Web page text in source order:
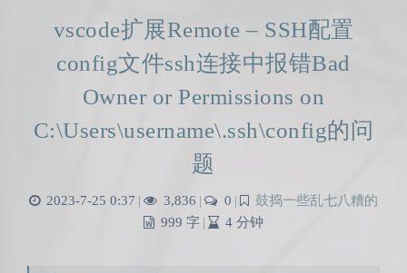
vscode扩展Remote – SSH配置
config文件ssh连接中报错Bad
Owner or Permissions on
C:\Users\username\.ssh\config的问
题
2023-7-25 0:37 | 3,836 | 0 |
鼓捣一些乱七八糟的
999 字 | 4 分钟